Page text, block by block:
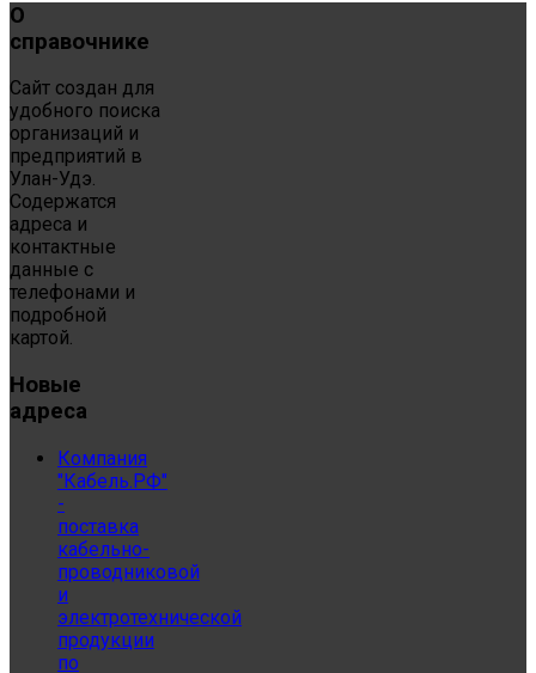
О
справочнике
Сайт создан для
удобного поиска
организаций и
предприятий в
Улан-Удэ.
Содержатся
адреса и
контактные
данные с
телефонами и
подробной
картой.
Новые
адреса
Компания
"Кабель.РФ"
-
поставка
кабельно-
проводниковой
и
электротехнической
продукции
по